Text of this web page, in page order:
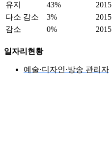
유지
43%
2015
다소 감소
3%
2015
감소
0% 2015
일자리현황
예술·디자인·방송 관리자